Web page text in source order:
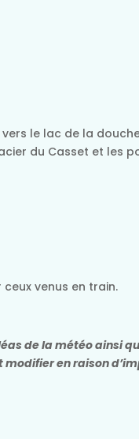
le lac de la
du Casset et les
venus en train.
de la météo ainsi
en raison